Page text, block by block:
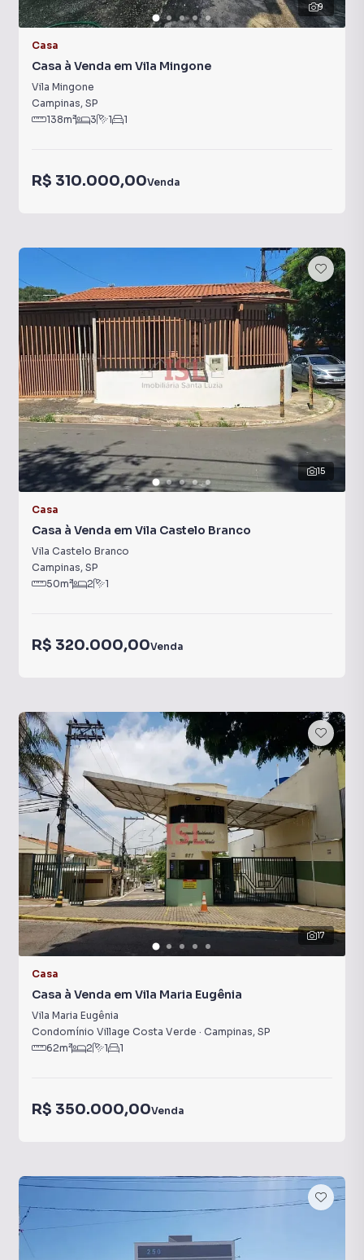
9
Casa
Casa à Venda em Vila Mingone
Vila Mingone
Campinas, SP
138m² 3 1 1
R$ 310.000,00Venda
15
Casa
Casa à Venda em Vila Castelo Branco
Vila Castelo Branco
Campinas, SP
50m² 2 1
R$ 320.000,00Venda
17
Casa
Casa à Venda em Vila Maria Eugênia
Vila Maria Eugênia
Condomínio Village Costa Verde · Campinas, SP
62m² 2 1 1
R$ 350.000,00Venda